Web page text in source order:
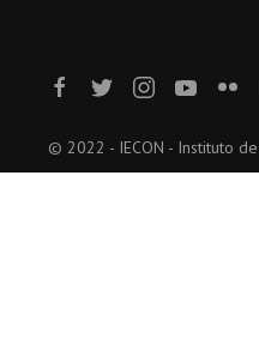
© 2022 - IECON - Instituto